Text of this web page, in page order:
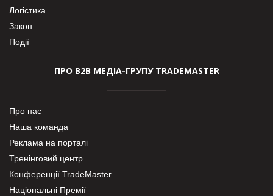
Логістика
Закон
Події
ПРО В2В МЕДІА-ГРУПУ TRADEMASTER
Про нас
Наша команда
Реклама на порталі
Тренінговий центр
Конференції TradeMaster
Національні Премії